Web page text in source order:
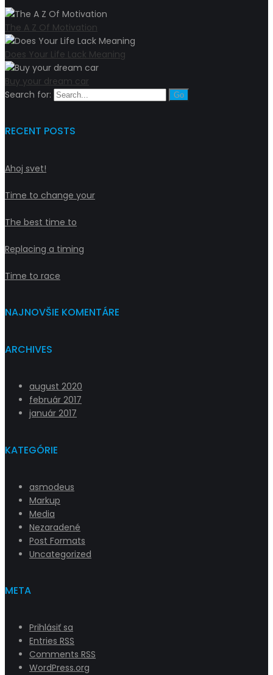
The A Z Of Motivation
Does Your Life Lack Meaning
Buy your dream car
Search for:
RECENT POSTS
Ahoj svet!
Time to change your
The best time to
Replacing a timing
Time to race
NAJNOVŠIE KOMENTÁRE
ARCHIVES
august 2020
február 2017
január 2017
KATEGÓRIE
asmodeus
Markup
Media
Nezaradené
Post Formats
Uncategorized
META
Prihlásiť sa
Entries RSS
Comments RSS
WordPress.org